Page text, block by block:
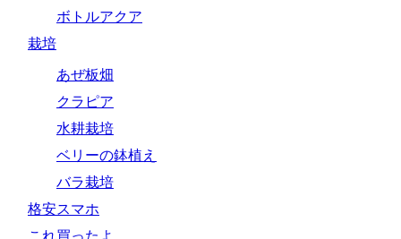
ボトルアクア
栽培
あぜ板畑
クラピア
水耕栽培
ベリーの鉢植え
バラ栽培
格安スマホ
これ買ったよ